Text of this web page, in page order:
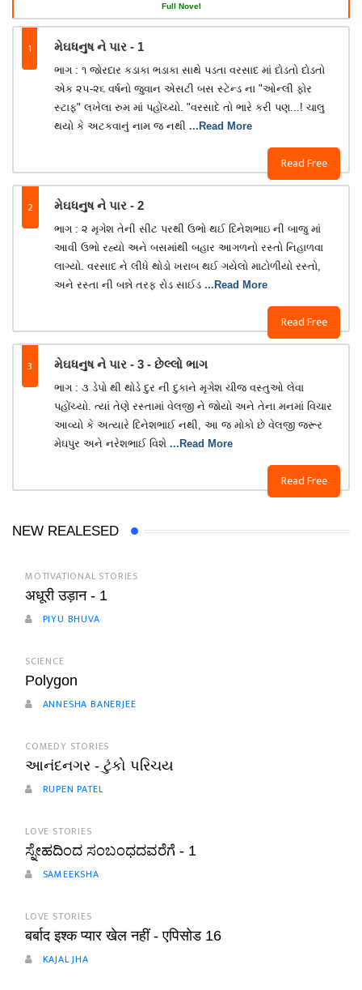
Full Novel
1 મેઘધનુષ ને પાર - 1
Read Free
ભાગ : ૧ જોરદાર કડાકા ભડાકા સાથે પડતા વરસાદ માં દોડતો દોડતો
એક ૨૫-૨૬ વર્ષનો જુવાન એસટી બસ સ્ટેન્ડ ના "ઓન્લી ફોર
સ્ટાફ" લખેલા રુમ માં પહોંચ્યો. "વરસાદે તો ભારે કરી પણ...! ચાલુ
થયો કે અટકવાનું નામ જ નથી ...Read More
2 મેઘધનુષ ને પાર - 2
Read Free
ભાગ : ૨ મૃગેશ તેની સીટ પરથી ઉભો થઈ દિનેશભાઇ ની બાજુ માં
આવી ઉભો રહ્યો અને બસમાંથી બહાર આગળનો રસ્તો નિહાળવા
લાગ્યો. વરસાદ ને લીધે થોડો ખરાબ થઈ ગયેલો માટોળીયો રસ્તો,
અને રસ્તા ની બન્ને તરફ રોડ સાઈડ ...Read More
3 મેઘધનુષ ને પાર - 3 - છેલ્લો ભાગ
Read Free
ભાગ : ૩ ડેપો થી થોડે દુર ની દુકાને મૃગેશ ચીજ વસ્તુઓ લેવા
પહોંચ્યો. ત્યાં તેણે રસ્તામાં વેલજી ને જોયો અને તેના મનમાં વિચાર
આવ્યો કે અત્યારે દિનેશભાઈ નથી, આ જ મોકો છે વેલજી જરૂર
મેઘપુર અને નરેશભાઈ વિશે ...Read More
NEW REALESED
MOTIVATIONAL STORIES
अधूरी उड़ान - 1
PIYU BHUVA
SCIENCE
Polygon
ANNESHA BANERJEE
COMEDY STORIES
આનંદનગર - ટુંકો પરિચય
RUPEN PATEL
LOVE STORIES
ಸ್ನೇಹದಿಂದ ಸಂಬಂಧದವರೆಗೆ - 1
SAMEEKSHA
LOVE STORIES
बर्बाद इश्क प्यार खेल नहीं - एपिसोड 16
KAJAL JHA